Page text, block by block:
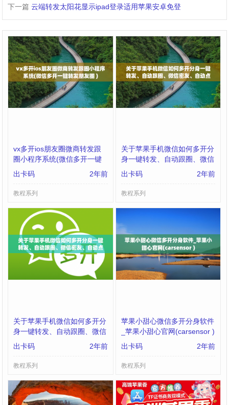
下一篇云端转发太阳花显示ipad登录适用苹果安卓免登
vx多开ios朋友圈微商转发跟
圈小程序系统(微信多开一键
转发朋友圈 )
出卡码 2年前
教程系列
关于苹果手机微信如何多开分
身一键转发、自动跟圈、微信
密友、自动点赞、评论的信息
出卡码 2年前
教程系列
关于苹果手机微信如何多开分
身一键转发、自动跟圈、微信
密友、自动点赞、评论的信息
出卡码 2年前
教程系列
苹果小甜心微信多开分身软件
_苹果小甜心官网(carsensor )
出卡码
2年前
教程系列